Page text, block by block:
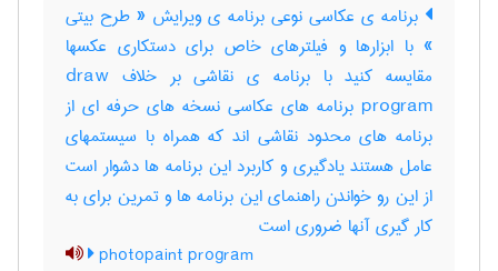
برنامه ی عکاسی نوعی برنامه ی ویرایش « طرح بیتی
» با ابزارها و فیلترهای خاص برای دستکاری عکسها
مقایسه کنید با برنامه ی نقاشی بر خلاف draw
program برنامه های عکاسی نسخه های حرفه ای از
برنامه های محدود نقاشی اند که همراه با سیستمهای
عامل هستند یادگیری و کاربرد این برنامه ها دشوار است
از این رو خواندن راهنمای این برنامه ها و تمرین برای به
کار گیری آنها ضروری است
photopaint program